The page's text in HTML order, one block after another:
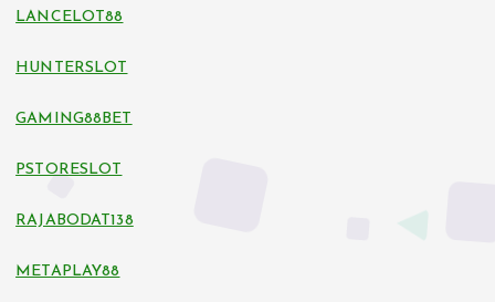
LANCELOT88
HUNTERSLOT
GAMING88BET
PSTORESLOT
RAJABODAT138
METAPLAY88